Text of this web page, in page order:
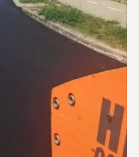
мале вредности